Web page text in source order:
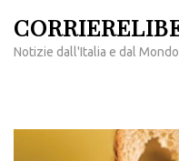
contenuto
Notizie dall'Italia e dal